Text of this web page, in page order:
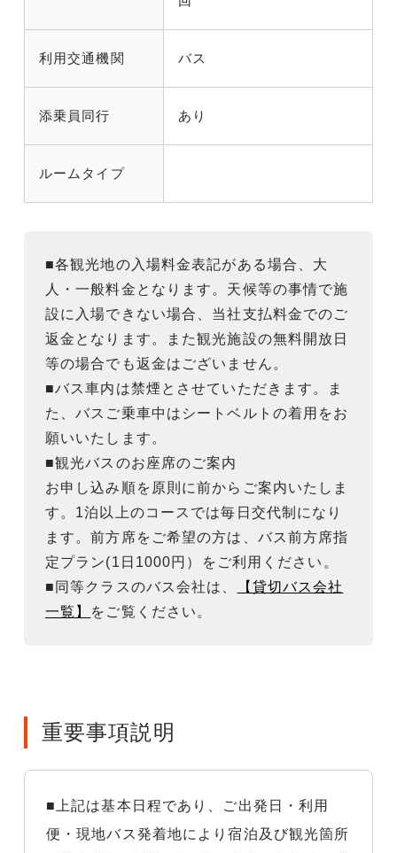
利用交通機関 バス
添乗員同行 あり
ルームタイプ
■各観光地の入場料金表記がある場合、大
人・一般料金となります。天候等の事情で施
設に入場できない場合、当社支払料金でのご
返金となります。また観光施設の無料開放日
等の場合でも返金はございません。
■バス車内は禁煙とさせていただきます。ま
た、バスご乗車中はシートベルトの着用をお
願いいたします。
■観光バスのお座席のご案内
お申し込み順を原則に前からご案内いたしま
す。1泊以上のコースでは毎日交代制になり
ます。前方席をご希望の方は、バス前方席指
定プラン(1日1000円）をご利用ください。
■同等クラスのバス会社は、
【貸切バス会社
一覧】 をご覧ください。
重要事項説明
■上記は基本日程であり、ご出発日・利用
便・現地バス発着地により宿泊及び観光箇所